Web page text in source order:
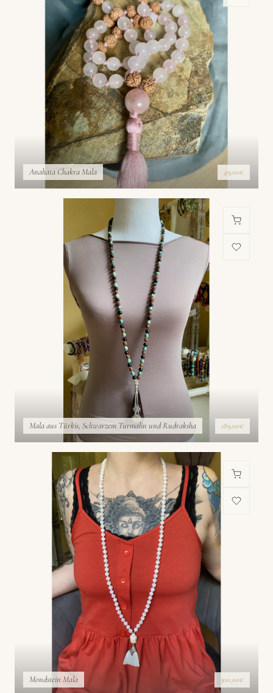
Anahata Chakra Mala 49,00€
Mala aus Türkis, Schwarzem Turmalin und Rudraksha 189,00€
Mondstein Mala 300,00€